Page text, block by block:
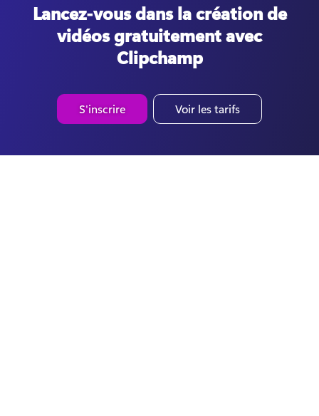
Lancez-vous dans la création de
vidéos gratuitement avec
Clipchamp
S'inscrire Voir les tarifs